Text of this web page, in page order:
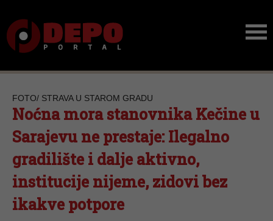
FOTO/ STRAVA U STAROM GRADU
Noćna mora stanovnika Kečine u
Sarajevu ne prestaje: Ilegalno
gradilište i dalje aktivno,
institucije nijeme, zidovi bez
ikakve potpore